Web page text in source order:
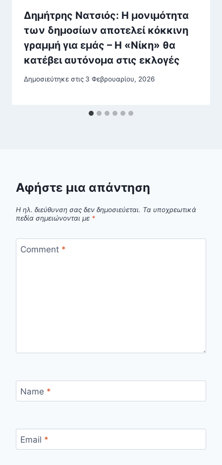
Δημήτρης Νατσιός: Η μονιμότητα
των δημοσίων αποτελεί κόκκινη
γραμμή για εμάς – Η «Νίκη» θα
κατέβει αυτόνομα στις εκλογές
Δημοσιεύτηκε στις 3 Φεβρουαρίου, 2026
Αφήστε μια απάντηση
Η ηλ. διεύθυνση σας δεν δημοσιεύεται. Τα υποχρεωτικά
πεδία σημειώνονται με *
Comment *
Name *
Email *